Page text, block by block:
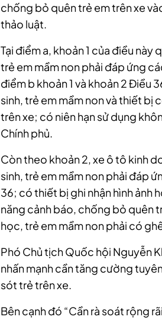
chống bỏ quên trẻ em trên xe
thảo luật.
Tại điểm a, khoản 1 của điều
trẻ em mầm non phải đáp ứng
điểm b khoản 1 và khoản 2 Điều
sinh, trẻ em mầm non và thiết
trên xe; có niên hạn sử dụng
Chính phủ.
Còn theo khoản 2, xe ô tô kinh
sinh, trẻ em mầm non phải đáp
36; có thiết bị ghi nhận hình ảnh
năng cảnh báo, chống bỏ quên
học, trẻ em mầm non phải có
Phó Chủ tịch Quốc hội Nguyễn
nhấn mạnh cần tăng cường
sót trẻ trên xe.
Bên cạnh đó “Cần rà soát rộng